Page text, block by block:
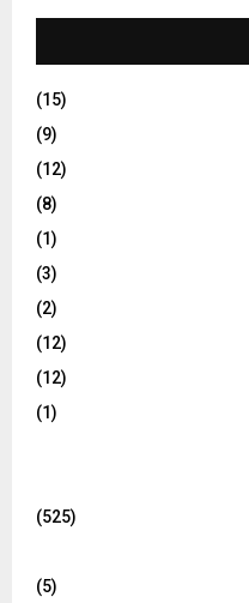
(15)
(9)
(12)
(8)
(1)
(3)
(2)
(12)
(12)
(1)
(525)
(5)